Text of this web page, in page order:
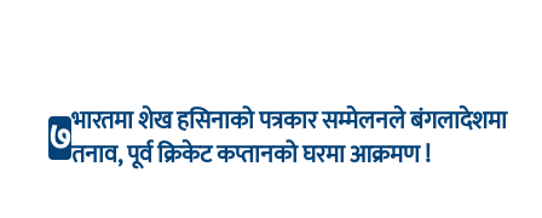
७भारतमा शेख हसिनाको पत्रकार सम्मेलनले बंगलादेशमा
तनाव, पूर्व क्रिकेट कप्तानको घरमा आक्रमण !